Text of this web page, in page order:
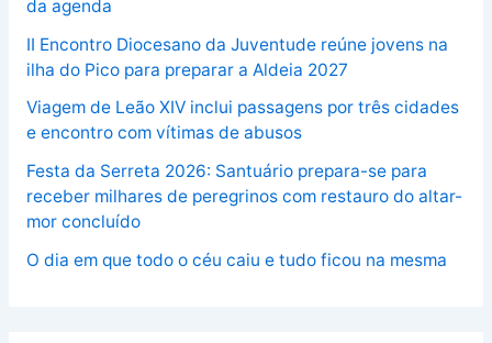
da agenda
II Encontro Diocesano da Juventude reúne jovens na
ilha do Pico para preparar a Aldeia 2027
Viagem de Leão XIV inclui passagens por três cidades
e encontro com vítimas de abusos
Festa da Serreta 2026: Santuário prepara-se para
receber milhares de peregrinos com restauro do altar-
mor concluído
O dia em que todo o céu caiu e tudo ficou na mesma